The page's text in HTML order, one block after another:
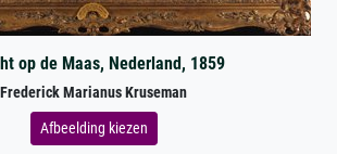
op de Maas, Nederland, 1859
Frederick Marianus Kruseman
Afbeelding kiezen